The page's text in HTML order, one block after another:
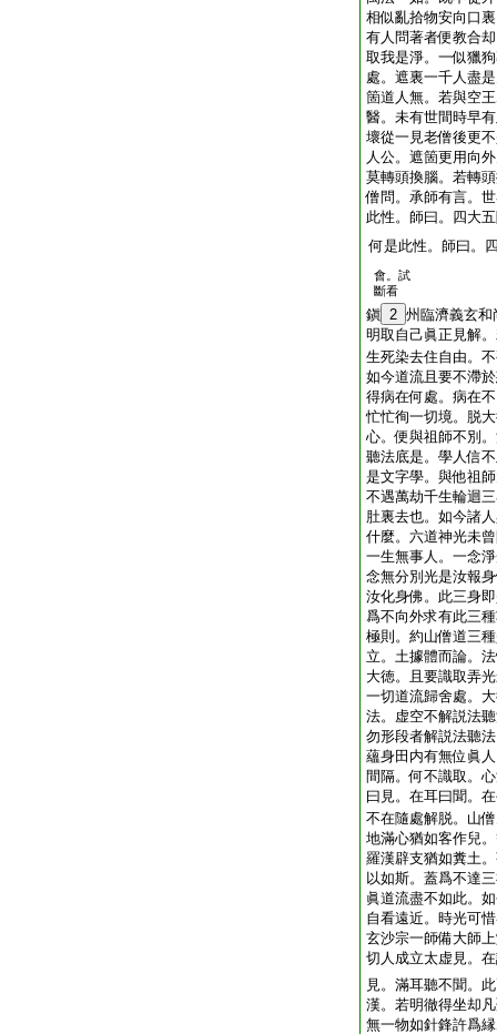
相似亂拾物安向口
有人問著者便教合
取我是淨。一似獵
處。遮裏一千人盡
箇道人無。若與空
醫。未有世間時早
壞從一見老僧後更
人公。遮箇更用向
莫轉頭換腦。若轉
僧問。承師有言。
此性。師曰。四大
何是此性。師曰。
會。試
斷看
鎭 2 州臨濟義玄和
明取自己眞正見解
生死染去住自由。
如今道流且要不滯
得病在何處。病在
忙忙徇一切境。脱
心。便與祖師不別
聽法底是。學人信
是文字學。與他祖
不遇萬劫千生輪迴
肚裏去也。如今諸
什麼。六道神光未
一生無事人。一念
念無分別光是汝報
汝化身佛。此三身
爲不向外求有此三
極則。約山僧道三
立。土據體而論。
大徳。且要識取弄
一切道流歸舍處。
法。虚空不解説法
勿形段者解説法聽
蘊身田内有無位眞
間隔。何不識取。
曰見。在耳曰聞。
不在隨處解脱。山
地滿心猶如客作兒
羅漢辟支猶如糞土
以如斯。蓋爲不達
眞道流盡不如此。
自看遠近。時光可
玄沙宗一師備大師
切人成立太虚見。
見。滿耳聽不聞。
漢。若明徹得坐却
無一物如針鋒許爲